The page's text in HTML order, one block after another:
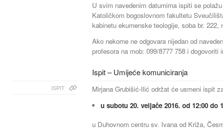
U svim navedenim datumima ispiti se
Katoličkom bogoslovnom fakultetu
kabinetu ekumenske teologije, soba br. 222,
Ako nekome ne odgovara nijedan od
profesora na mob: 099/8777 758 i dogovoriti
Ispit – Umijeće komuniciranja
ISPIT
Mirjana Grubišić-Ilić održat će usmeni ispit
u subotu 20. veljače 2016. od 12:00 do
u Duhovnom centru sv. Ivana od Križa,